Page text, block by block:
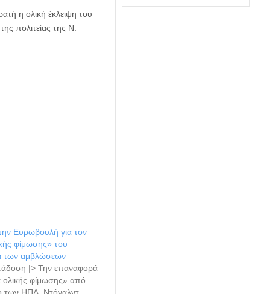
η ολική έκλειψη του
πολιτείας της Ν.
Ευρωβουλή για τον
φίμωσης» του
των αμβλώσεων
|> Την επαναφορά
ολικής φίμωσης» από